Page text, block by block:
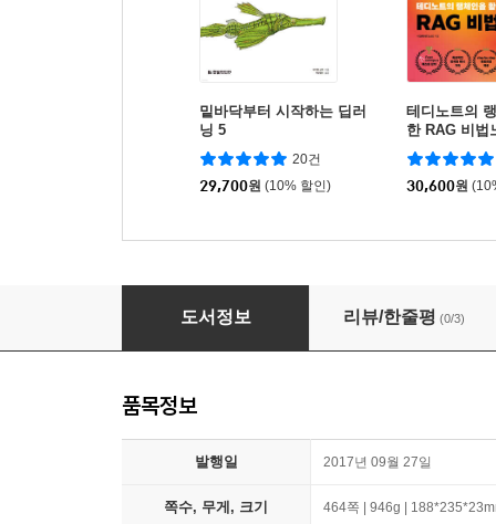
밑바닥부터 시작하는 딥러
닝 5
20건
29,700원 (10% 할인)
테디노트의
한 RAG 비법
30,600원
와이어샤크를 활용한 실전 패킷 분석 3/e
도서정보 리뷰/한줄평 (0/3)
품목정보
발행일 2017년 09월 27일
쪽수, 무게, 크기 464쪽 | 946g |